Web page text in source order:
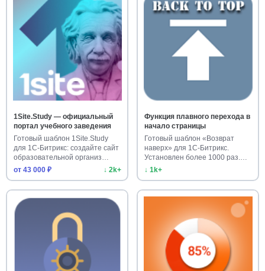
1Site.Study — официальный
портал учебного заведения
Готовый шаблон 1Site.Study
для 1С-Битрикс: создайте сайт
образовательной организ…
от 43 000 ₽
↓ 2k+
Функция плавного перехода в
начало страницы
Готовый шаблон «Возврат
наверх» для 1С-Битрикс.
Установлен более 1000 раз.
Улучш…
↓ 1k+